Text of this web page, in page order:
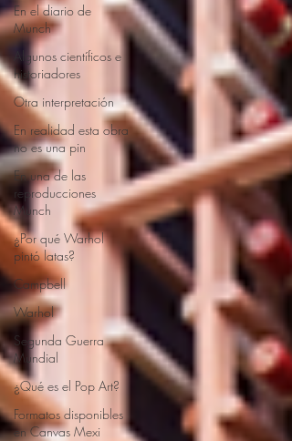
En el diario de
Munch
Algunos científicos e
historiadores
Otra interpretación
En realidad esta obra
no es una pin
En una de las
reproducciones
Munch
¿Por qué Warhol
pintó latas?
Campbell
Warhol
Segunda Guerra
Mundial
¿Qué es el Pop Art?
Formatos disponibles
en Canvas Mexi